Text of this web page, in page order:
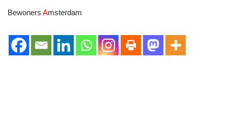
Bewoners Amsterdam